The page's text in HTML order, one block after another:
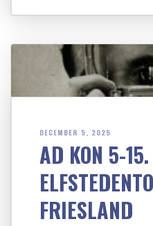
DECEMBER 5, 2025
AD KON 5-15.
FRIESLAND